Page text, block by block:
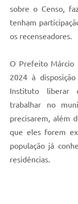
sobre o Censo,
tenham
os recenseadores.
O Prefeito Márcio
2024 à
Instituto liberar
trabalhar no
precisarem, além
que eles forem
população já
residências.